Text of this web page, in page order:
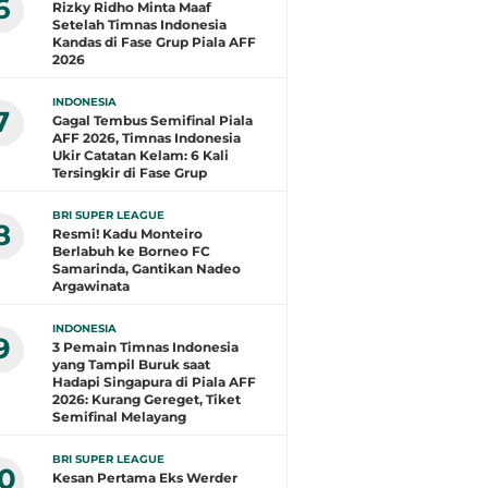
Rizky Ridho Minta Maaf
Setelah Timnas Indonesia
Kandas di Fase Grup Piala AFF
2026
INDONESIA
Gagal Tembus Semifinal Piala
AFF 2026, Timnas Indonesia
Ukir Catatan Kelam: 6 Kali
Tersingkir di Fase Grup
BRI SUPER LEAGUE
Resmi! Kadu Monteiro
Berlabuh ke Borneo FC
Samarinda, Gantikan Nadeo
Argawinata
INDONESIA
3 Pemain Timnas Indonesia
yang Tampil Buruk saat
Hadapi Singapura di Piala AFF
2026: Kurang Gereget, Tiket
Semifinal Melayang
BRI SUPER LEAGUE
Kesan Pertama Eks Werder